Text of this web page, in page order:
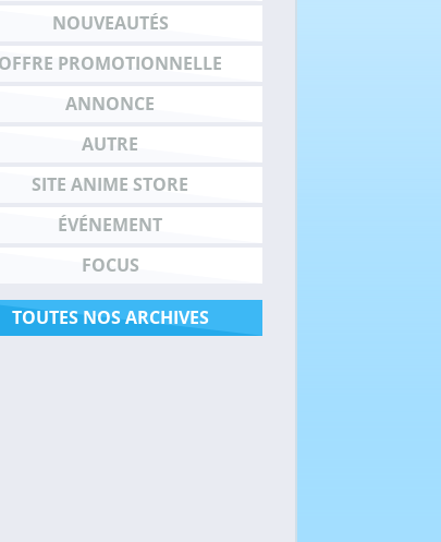
NOUVEAUTÉS
OFFRE PROMOTIONNELLE
ANNONCE
AUTRE
SITE ANIME STORE
ÉVÉNEMENT
FOCUS
TOUTES NOS ARCHIVES